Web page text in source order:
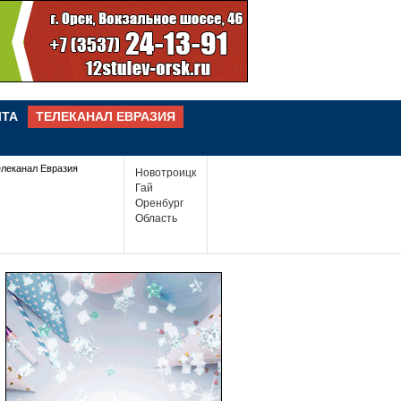
ТЕЛЕКАНАЛ ЕВРАЗИЯ
Евразия
Новотроицк
Гай
Оренбург
Область